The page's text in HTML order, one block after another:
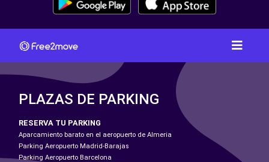
PLAZAS DE PARKING
RESERVA TU PARKING
Aparcamiento barato en el aeropuerto de Almeria
Parking Aeropuerto Madrid-Barajas
Parking Aeropuerto Barcelona